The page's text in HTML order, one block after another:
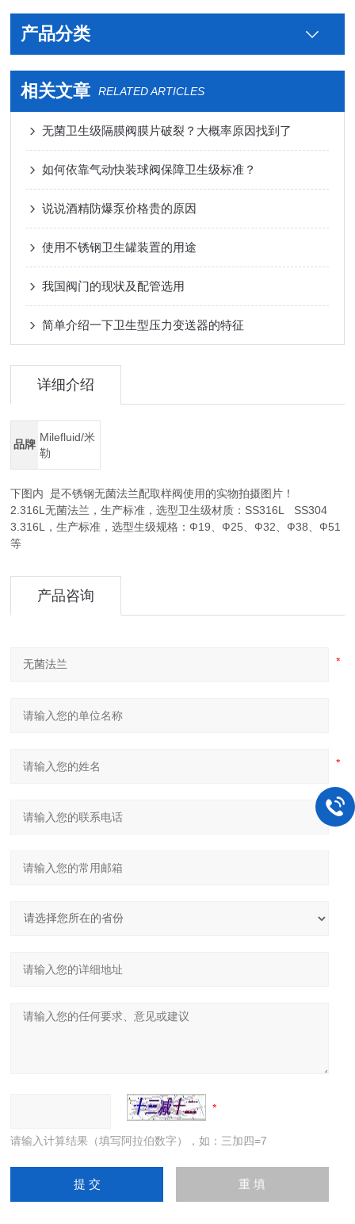
产品分类
相关文章 RELATED ARTICLES
无菌卫生级隔膜阀膜片破裂？大概率原因找到了
如何依靠气动快装球阀保障卫生级标准？
说说酒精防爆泵价格贵的原因
使用不锈钢卫生罐装置的用途
我国阀门的现状及配管选用
简单介绍一下卫生型压力变送器的特征
详细介绍
品牌
Milefluid/米
勒
下图内 是不锈钢无菌法兰配取样阀使用的实物拍摄图片！
2.316L无菌法兰，生产标准，选型卫生级材质：SS316L SS304
3.316L，生产标准，选型生级规格：Ф19、Ф25、Ф32、Ф38、Ф51
等
产品咨询
请输入计算结果（填写阿拉伯数字），如：三加四=7